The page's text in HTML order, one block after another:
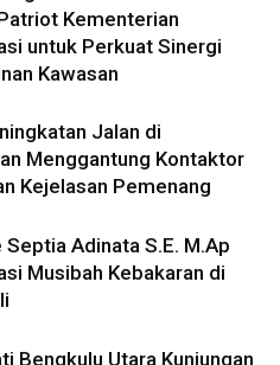
Kementerian
untuk Perkuat Sinergi
Kawasan
Jalan di
Menggantung Kontaktor
Kejelasan Pemenang
Adinata S.E. M.Ap
Musibah Kebakaran di
Bengkulu Utara Kunjungan